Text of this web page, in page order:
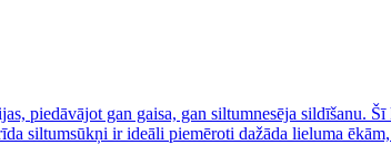
piedāvājot gan gaisa, gan siltumnesēja sildīšanu.
siltumsūkņi ir ideāli piemēroti dažāda lieluma